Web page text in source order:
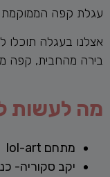
עגלת קפה הממוקמת
אצלנו בעגלה תוכלו
בירה מהחבית, קפה
מה לעשות
מתחם lol-art
יקב סקוריה-